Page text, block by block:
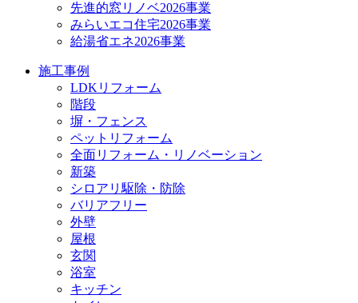
先進的窓リノベ2026事業
みらいエコ住宅2026事業
給湯省エネ2026事業
施工事例
LDKリフォーム
階段
塀・フェンス
ペットリフォーム
全面リフォーム・リノベーション
新築
シロアリ駆除・防除
バリアフリー
外壁
屋根
玄関
浴室
キッチン